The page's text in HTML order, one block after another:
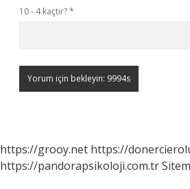
10 - 4 kaçtır?*
https://grooy.net https://
https://pandorapsikoloji.com.tr